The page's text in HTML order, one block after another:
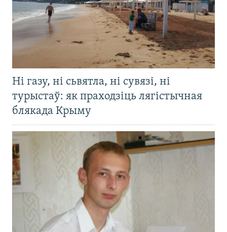
Ні газу, ні сьвятла, ні сувязі, ні
турыстаў: як праходзіць лягістычная
блякада Крыму